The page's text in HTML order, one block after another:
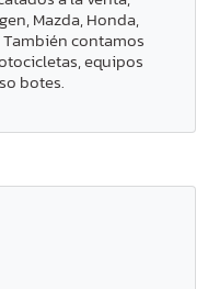
Mazda, Honda,
contamos
equipos
botes.